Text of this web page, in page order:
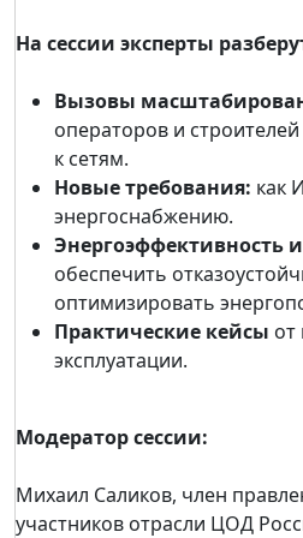
На сессии эксперты
Вызовы
операторов и
к сетям.
Новые требования: как
энергоснабжению.
Энергоэффективность
обеспечить
оптимизировать
Практические кейсы от
эксплуатации.
Модератор сессии:
Михаил Саликов, член
участников отрасли ЦОД